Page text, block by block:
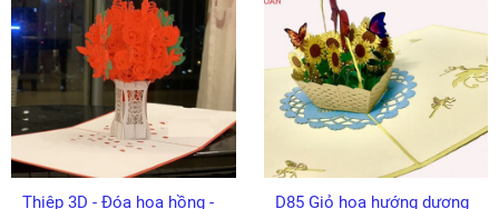
Thiệp 3D - Đóa hoa hồng -
D85 Giỏ hoa hướng dương